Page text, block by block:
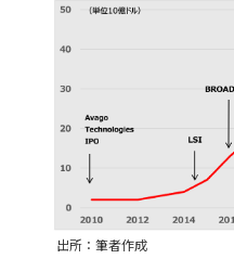
出所：筆者作成